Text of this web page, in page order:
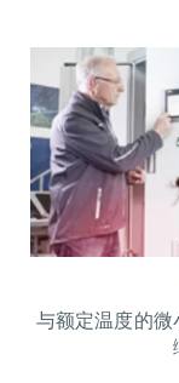
与额定温度的微